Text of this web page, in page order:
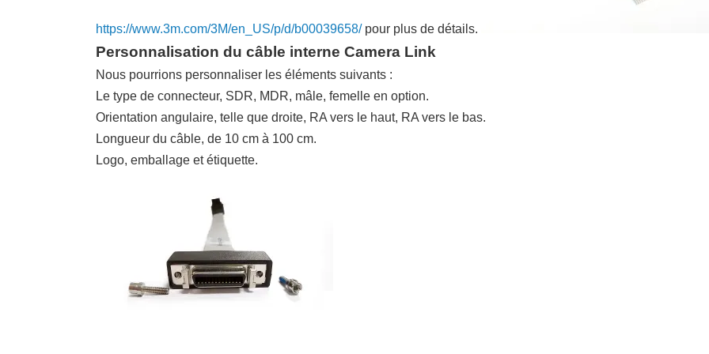
https://www.3m.com/3M/en_US/p/d/b00039658/pour plus de détails.
Personnalisation du câble interne Camera Link
Nous pourrions personnaliser les éléments suivants :
Le type de connecteur, SDR, MDR, mâle, femelle en option.
Orientation angulaire, telle que droite, RA vers le haut, RA vers le bas.
Longueur du câble, de 10 cm à 100 cm.
Logo, emballage et étiquette.